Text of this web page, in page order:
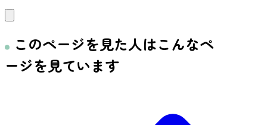
このページを見た人はこんなペ
ージを見ています